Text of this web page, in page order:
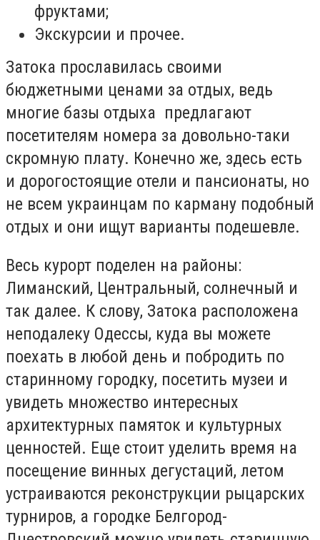
фруктами;
Экскурсии и прочее.
Затока прославилась своими
бюджетными ценами за отдых, ведь
многие базы отдыха предлагают
посетителям номера за довольно-таки
скромную плату. Конечно же, здесь есть
и дорогостоящие отели и пансионаты, но
не всем украинцам по карману подобный
отдых и они ищут варианты подешевле.
Весь курорт поделен на районы:
Лиманский, Центральный, солнечный и
так далее. К слову, Затока расположена
неподалеку Одессы, куда вы можете
поехать в любой день и побродить по
старинному городку, посетить музеи и
увидеть множество интересных
архитектурных памяток и культурных
ценностей. Еще стоит уделить время на
посещение винных дегустаций, летом
устраиваются реконструкции рыцарских
турниров, а городке Белгород-